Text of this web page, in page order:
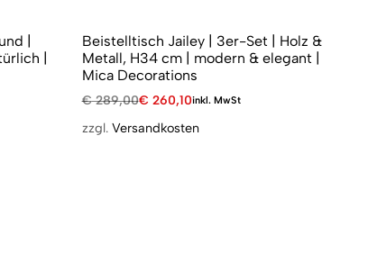
|
|
Beistelltisch Jailey | 3er-Set | Holz &
Metall, H34 cm | modern & elegant |
Mica Decorations
€289,00€ 260,10inkl. MwSt
zzgl. Versandkosten